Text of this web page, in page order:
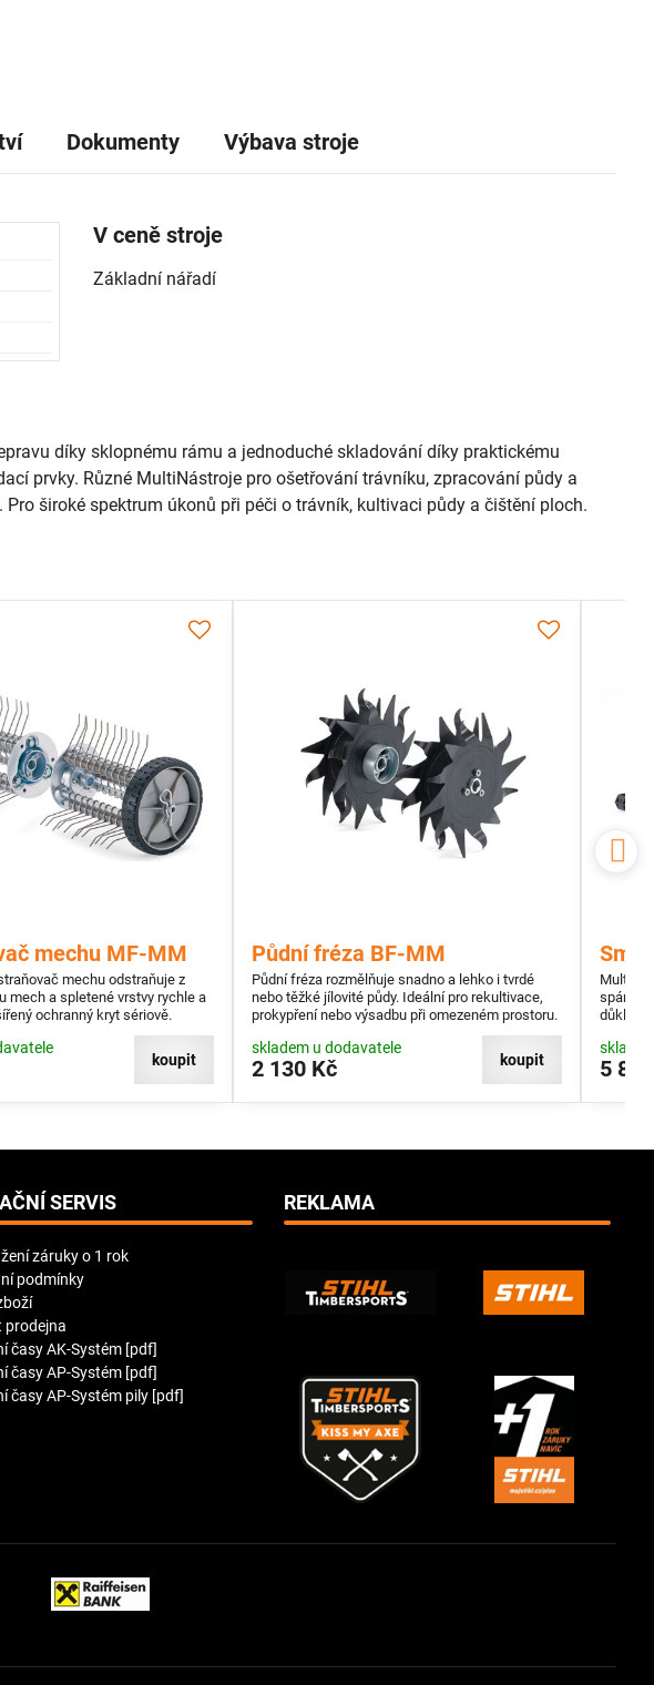
Dokumenty Výbava stroje
V ceně stroje
Základní nářadí
díky sklopnému rámu a jednoduché skladování díky praktickému
prvky. Různé MultiNástroje pro ošetřování trávníku, zpracování půdy a
široké spektrum úkonů při péči o trávník, kultivaci půdy a čištění ploch.
mechu MF-MM
mechu odstraňuje z
mech a spletené vrstvy rychle a
ochranný kryt sériově.
koupit
Půdní fréza BF-MM
Půdní fréza rozmělňuje snadno a lehko i tvrdé
nebo těžké jílovité půdy. Ideální pro rekultivace,
prokypření nebo výsadbu při omezeném prostoru.
skladem u dodavatele
2 130 Kč koupit
spárami
5
SERVIS
záruky o 1 rok
podmínky
prodejna
časy AK-Systém [pdf]
časy AP-Systém [pdf]
časy AP-Systém pily [pdf]
REKLAMA